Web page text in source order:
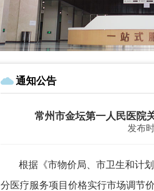
通知公告
常州市金坛第一人民医院
发布
根据《市物价局、市卫生和计
分医疗服务项目价格实行市场调节